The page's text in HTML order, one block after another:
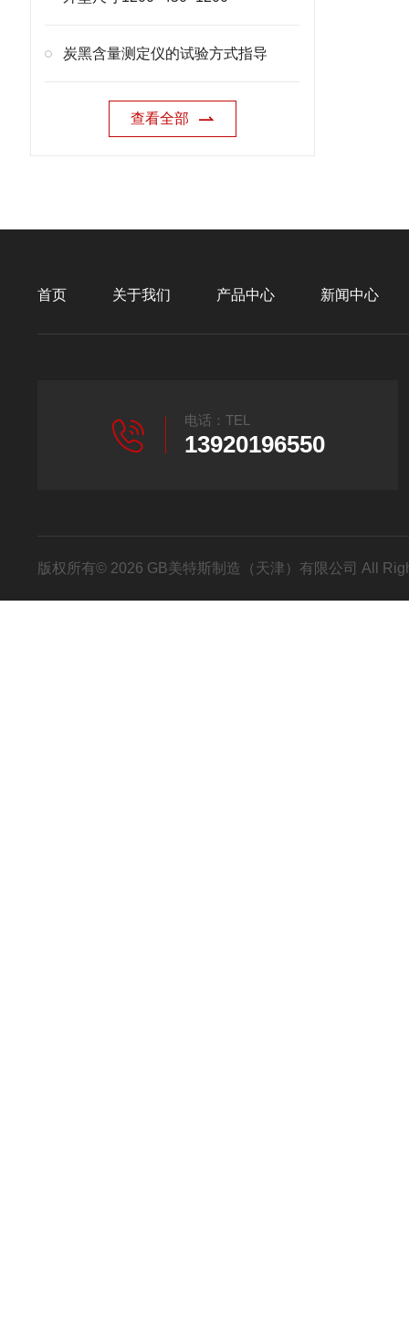
炭黑含量测定仪的试验方式指导
查看全部
首页 关于我们 产品中心 新闻中心
电话：TEL
13920196550
版权所有© 2026 GB美特斯制造（天津）有限公司 All